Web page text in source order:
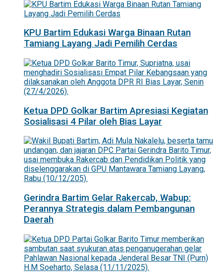
KPU Bartim Edukasi Warga Binaan Rutan
Tamiang Layang Jadi Pemilih Cerdas
Ketua DPD Golkar Bartim Apresiasi Kegiatan
Sosialisasi 4 Pilar oleh Bias Layar
Gerindra Bartim Gelar Rakercab, Wabup:
Perannya Strategis dalam Pembangunan
Daerah